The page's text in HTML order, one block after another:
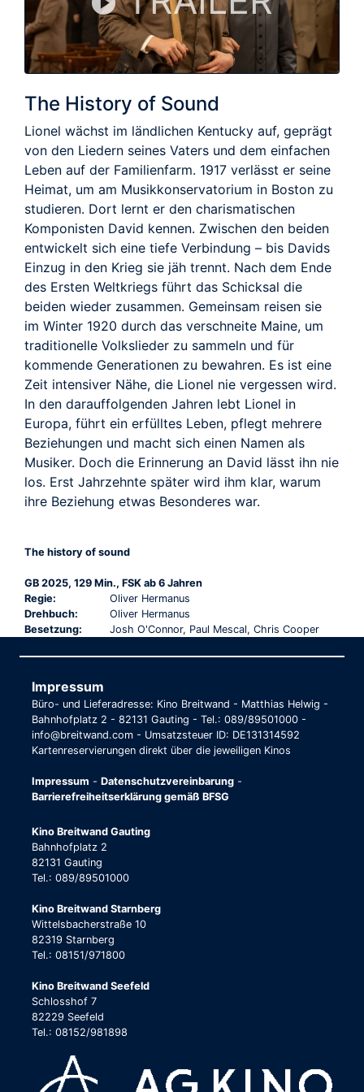
The History of Sound
Lionel wächst im ländlichen Kentucky auf, geprägt
von den Liedern seines Vaters und dem einfachen
Leben auf der Familienfarm. 1917 verlässt er seine
Heimat, um am Musikkonservatorium in Boston zu
studieren. Dort lernt er den charismatischen
Komponisten David kennen. Zwischen den beiden
entwickelt sich eine tiefe Verbindung – bis Davids
Einzug in den Krieg sie jäh trennt. Nach dem Ende
des Ersten Weltkriegs führt das Schicksal die
beiden wieder zusammen. Gemeinsam reisen sie
im Winter 1920 durch das verschneite Maine, um
traditionelle Volkslieder zu sammeln und für
kommende Generationen zu bewahren. Es ist eine
Zeit intensiver Nähe, die Lionel nie vergessen wird.
In den darauffolgenden Jahren lebt Lionel in
Europa, führt ein erfülltes Leben, pflegt mehrere
Beziehungen und macht sich einen Namen als
Musiker. Doch die Erinnerung an David lässt ihn nie
los. Erst Jahrzehnte später wird ihm klar, warum
ihre Beziehung etwas Besonderes war.
The history of sound
GB 2025, 129 Min., FSK ab 6 Jahren
Regie:
Oliver Hermanus
Drehbuch:
Oliver Hermanus
Besetzung:
Josh O'Connor, Paul Mescal, Chris Cooper
Impressum
Büro- und Lieferadresse: Kino Breitwand - Matthias Helwig -
Bahnhofplatz 2 - 82131 Gauting - Tel.: 089/89501000 -
info@breitwand.com - Umsatzsteuer ID: DE131314592
Kartenreservierungen direkt über die jeweiligen Kinos
Impressum - Datenschutzvereinbarung -
Barrierefreiheitserklärung gemäß BFSG
Kino Breitwand Gauting
Bahnhofplatz 2
82131 Gauting
Tel.: 089/89501000
Kino Breitwand Starnberg
Wittelsbacherstraße 10
82319 Starnberg
Tel.: 08151/971800
Kino Breitwand Seefeld
Schlosshof 7
82229 Seefeld
Tel.: 08152/981898